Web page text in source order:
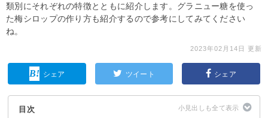
類別にそれぞれの特徴とともに紹介します。グラニュー糖を使っ
た梅シロップの作り方も紹介するので参考にしてみてください
ね。
2023年02月14日 更新
シェア ツイート シェア
目次